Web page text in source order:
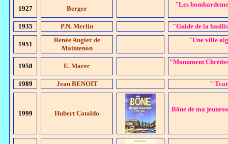
1927 Berger
"Les
1935 P.N. Merlin "Guide de la
1951
Renée Augier de
Maintenon
"Une ville
1958 E. Marec
"Monument
1989 Jean BENOIT "
1999 Hubert Cataldo
Bône de ma